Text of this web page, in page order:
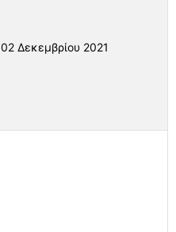
02 Δεκεμβρίου 2021